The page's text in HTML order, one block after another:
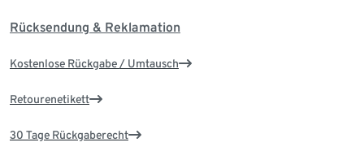
Rücksendung & Reklamation
Kostenlose Rückgabe / Umtausch
Retourenetikett
30 Tage Rückgaberecht